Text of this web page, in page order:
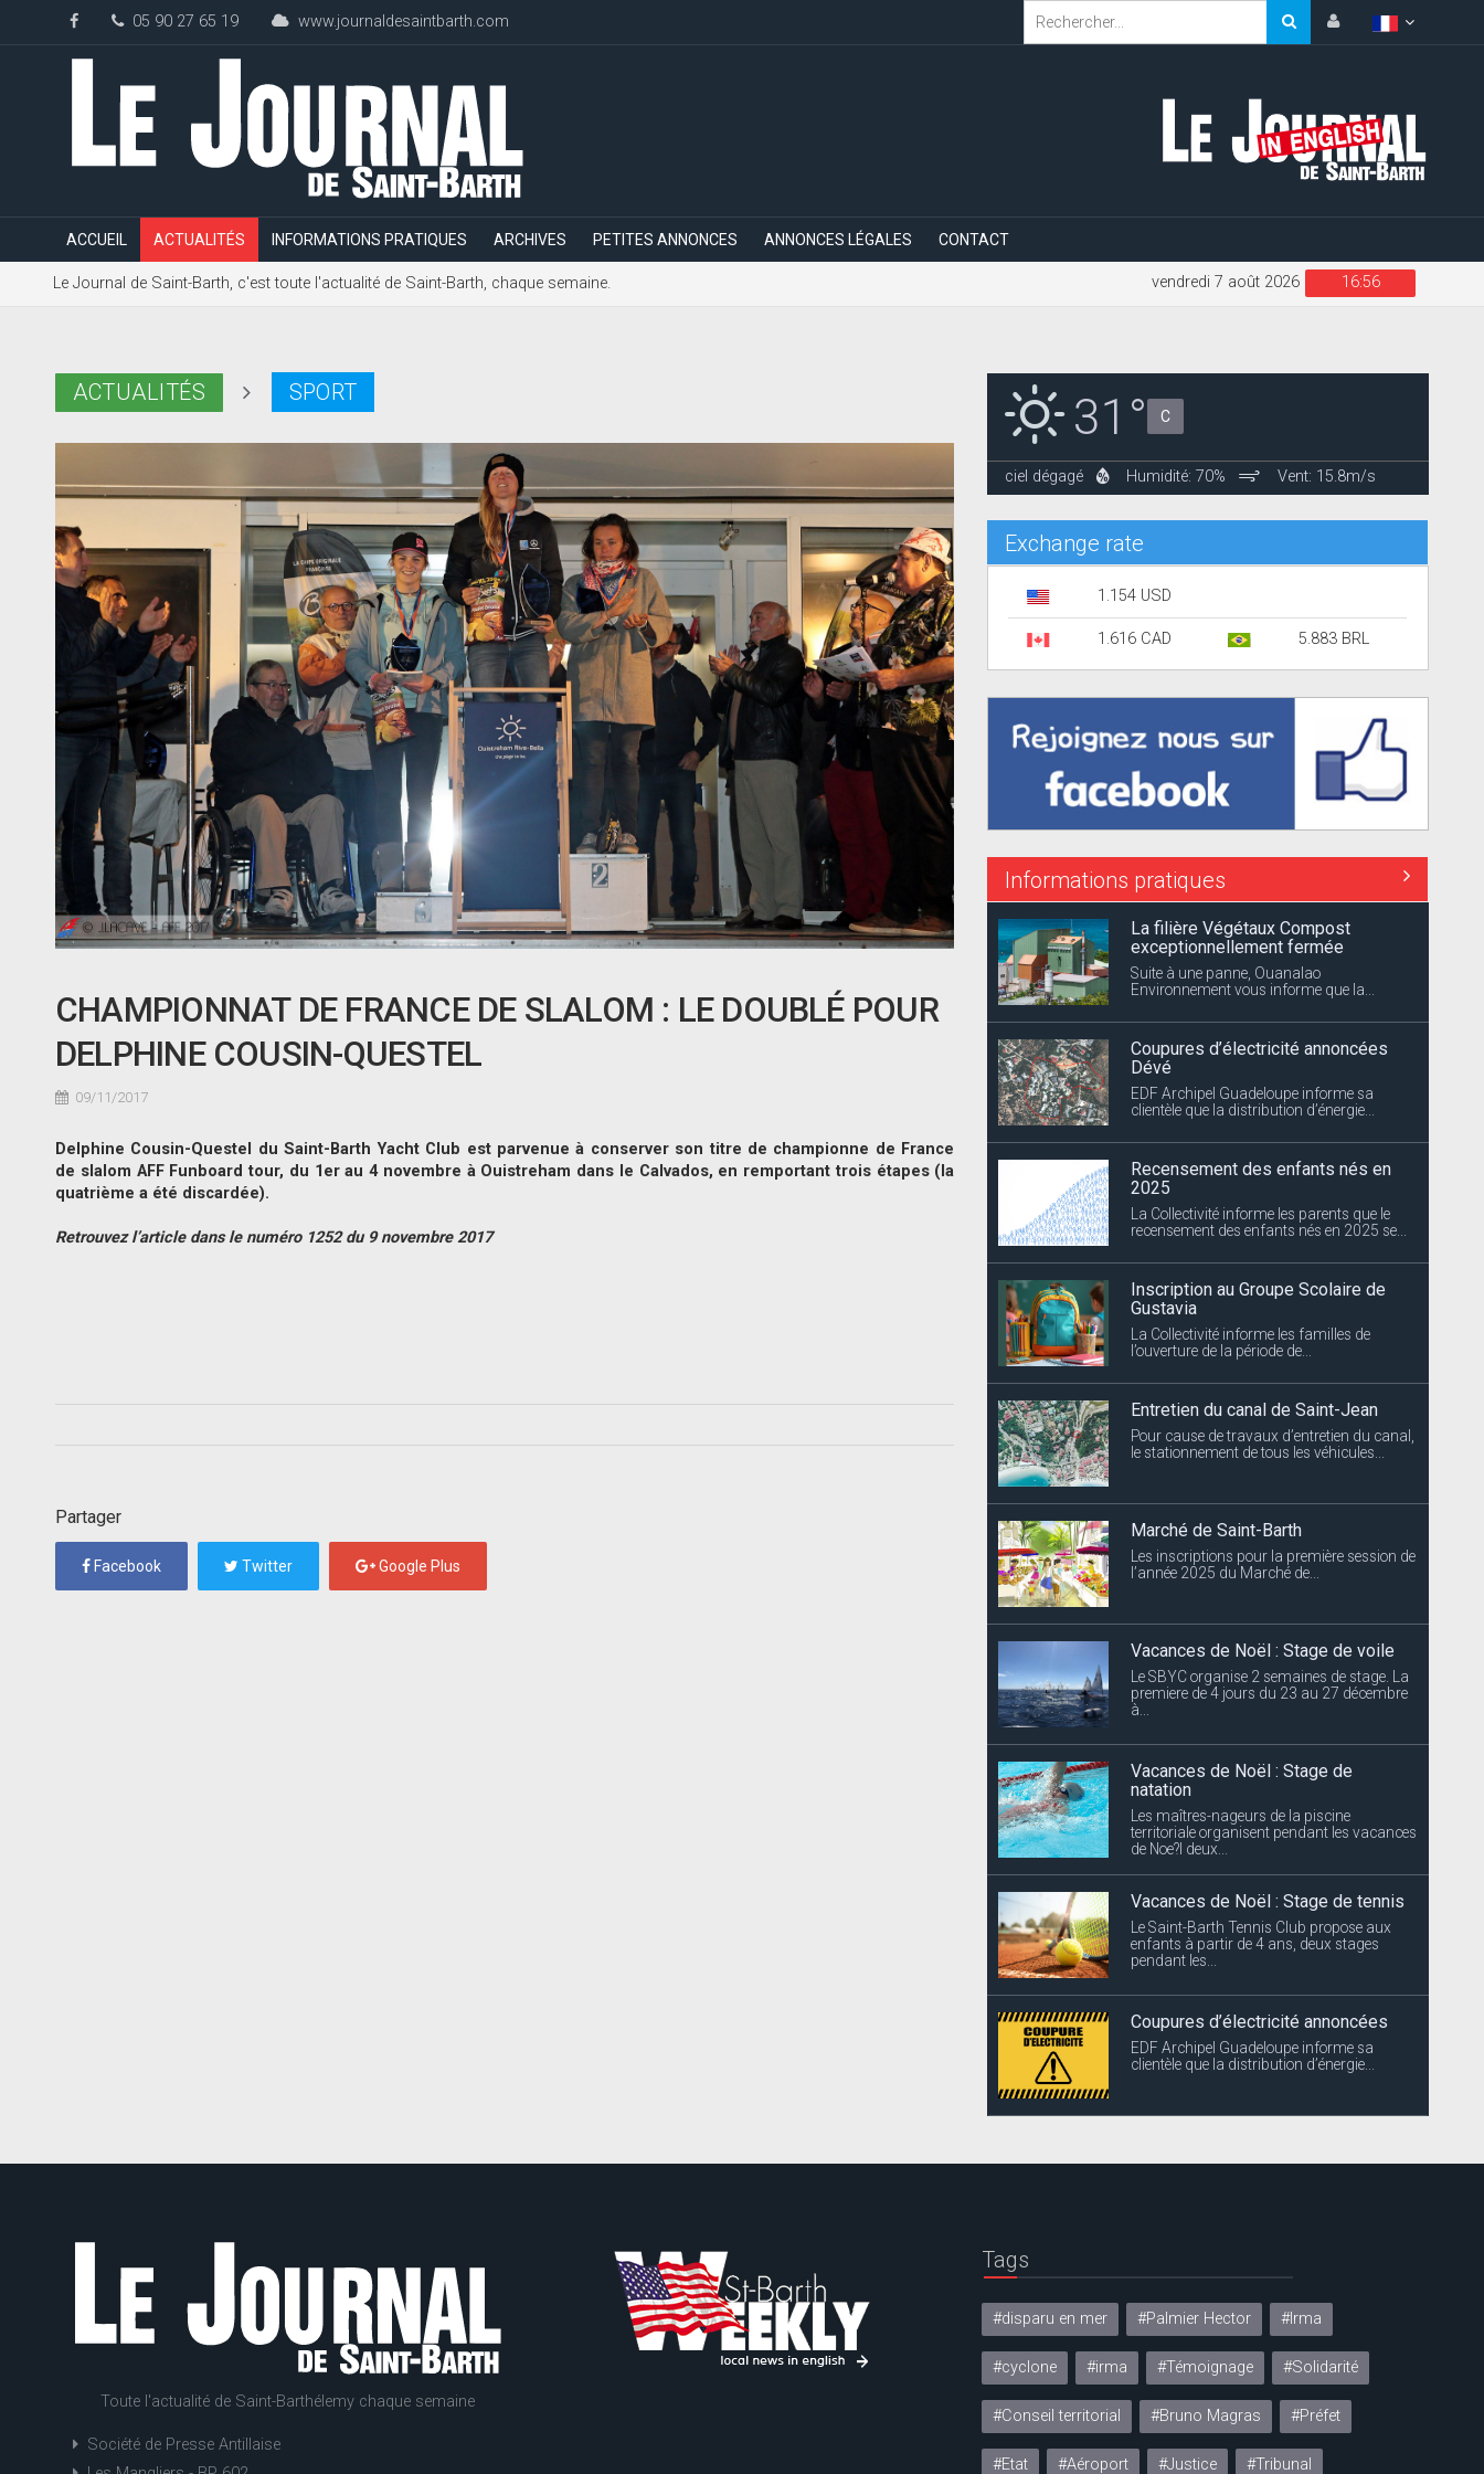
05 90 27 65 19 www.journaldesaintbarth.com
ACCUEIL ACTUALITÉS INFORMATIONS PRATIQUES ARCHIVES PETITES ANNONCES ANNONCES LÉGALES CONTACT
Le Journal de Saint-Barth, c'est toute l'actualité de Saint-Barth, chaque semaine. 16:56
vendredi 7 août 2026
ACTUALITÉS SPORT
CHAMPIONNAT DE FRANCE DE SLALOM : LE DOUBLÉ POUR
DELPHINE COUSIN-QUESTEL
09/11/2017
Delphine Cousin-Questel du Saint-Barth Yacht Club est parvenue à conserver son titre de championne de France
de slalom AFF Funboard tour, du 1er au 4 novembre à Ouistreham dans le Calvados, en remportant trois étapes (la
quatrième a été discardée).
Retrouvez l’article dans le numéro 1252 du 9 novembre 2017
Partager
Facebook Twitter Google Plus
31° C
ciel dégagé Humidité: 70% Vent: 15.8m/s
Exchange rate
1.154 USD
1.616 CAD 5.883 BRL
Informations pratiques
La filière Végétaux Compost
exceptionnellement fermée
Suite à une panne, Ouanalao
Environnement vous informe que la...
Coupures d’électricité annoncées
Dévé
EDF Archipel Guadeloupe informe sa
clientèle que la distribution d’énergie...
Recensement des enfants nés en
2025
La Collectivité informe les parents que le
recensement des enfants nés en 2025 se...
Inscription au Groupe Scolaire de
Gustavia
La Collectivité informe les familles de
l’ouverture de la période de...
Entretien du canal de Saint-Jean
Pour cause de travaux d’entretien du canal,
le stationnement de tous les véhicules...
Marché de Saint-Barth
Les inscriptions pour la première session de
l’année 2025 du Marché de...
Vacances de Noël : Stage de voile
Le SBYC organise 2 semaines de stage. La
premiere de 4 jours du 23 au 27 décembre
à...
Vacances de Noël : Stage de
natation
Les maîtres-nageurs de la piscine
territoriale organisent pendant les vacances
de Noe?l deux...
Vacances de Noël : Stage de tennis
Le Saint-Barth Tennis Club propose aux
enfants à partir de 4 ans, deux stages
pendant les...
Coupures d’électricité annoncées
EDF Archipel Guadeloupe informe sa
clientèle que la distribution d’énergie...
Toute l'actualité de Saint-Barthélemy chaque semaine
Société de Presse Antillaise
Tags
#disparu en mer #Palmier Hector #Irma
#cyclone #irma #Témoignage #Solidarité
#Conseil territorial #Bruno Magras #Préfet
#Etat #Aéroport #Justice #Tribunal